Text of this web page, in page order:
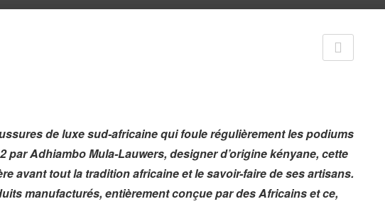
de luxe sud-africaine qui foule régulièrement les podiums
par Adhiambo Mula-Lauwers, designer d’origine kényane, cette
avant tout la tradition africaine et le savoir-faire de ses artisans.
manufacturés, entièrement conçue par des Africains et ce,